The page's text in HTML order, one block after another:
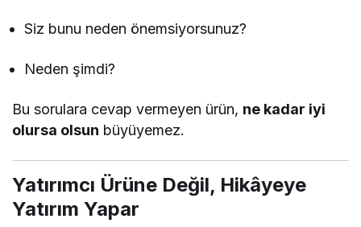
Siz bunu neden önemsiyorsunuz?
Neden şimdi?
Bu sorulara cevap vermeyen ürün, ne kadar iyi
olursa olsun büyüyemez.
Yatırımcı Ürüne Değil, Hikâyeye
Yatırım Yapar